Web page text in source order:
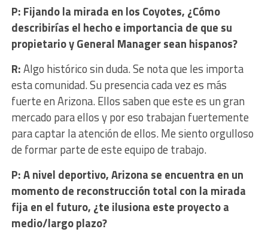
P: Fijando la mirada en los Coyotes, ¿Cómo
describirías el hecho e importancia de que su
propietario y General Manager sean hispanos?
R:Algo histórico sin duda. Se nota que les importa
esta comunidad. Su presencia cada vez es más
fuerte en Arizona. Ellos saben que este es un gran
mercado para ellos y por eso trabajan fuertemente
para captar la atención de ellos. Me siento orgulloso
de formar parte de este equipo de trabajo.
P: A nivel deportivo, Arizona se encuentra en un
momento de reconstrucción total con la mirada
fija en el futuro, ¿te ilusiona este proyecto a
medio/largo plazo?